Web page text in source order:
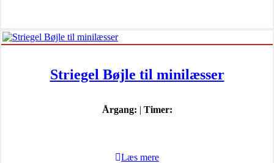
Striegel Bøjle til minilæsser
Årgang: | Timer:
Læs mere